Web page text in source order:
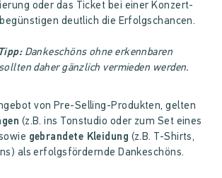
oder das Ticket bei einer Konzert-
deutlich die Erfolgschancen.
Dankeschöns ohne erkennbaren
daher gänzlich vermieden werden.
von Pre-Selling-Produkten, gelten
(z.B. ins Tonstudio oder zum Set eines
gebrandete Kleidung (z.B. T-Shirts,
als erfolgsfördernde Dankeschöns.